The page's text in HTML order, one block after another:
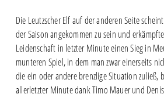
Die Leutzscher Elf auf der anderen Seite
der Saison angekommen zu sein und
Leidenschaft in letzter Minute einen Sieg in
munteren Spiel, in dem man zwar einerseits
die ein oder andere brenzlige Situation zuließ,
allerletzter Minute dank Timo Mauer und